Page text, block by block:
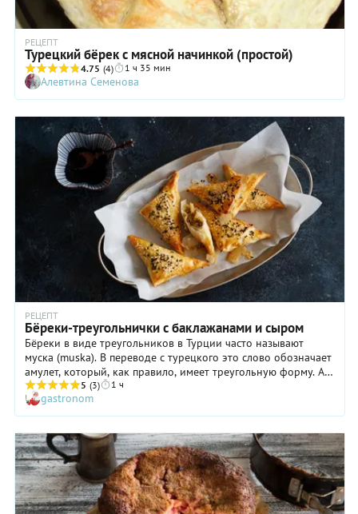
РЕЦЕПТ
Турецкий бёрек с мясной начинкой (простой)
4.75 (4) 1 ч 35 мин
Алевтина Семенова
РЕЦЕПТ
Бёреки-треугольнички с баклажанами и сыром
Бёреки в виде треугольников в Турции часто называют
муска (muska). В переводе с турецкого это слово обозначает
амулет, который, как правило, имеет треугольную форму. А
само блюдо хвучит по-турецки как Patlıcanlı Muska Borek.
5 (3) 1 ч
gastronom